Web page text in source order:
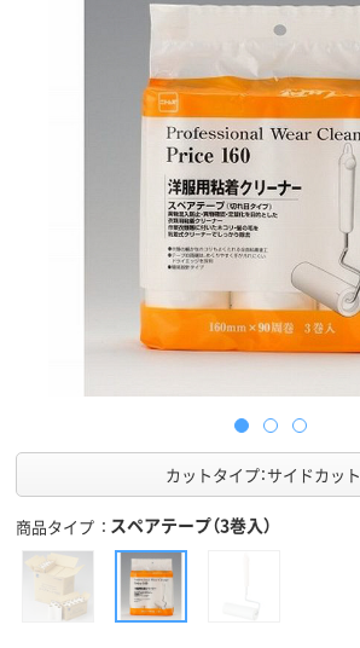
カットタイプ：サイドカット
商品タイプ スペアテープ（3巻入）